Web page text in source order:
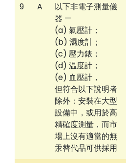
9 A
以下非電子測量儀
器 —
(a) 氣壓計；
(b) 濕度計；
(c) 壓力錶；
(d) 温度計；
(e) 血壓計，
但符合以下說明者
除外：安裝在大型
設備中，或用於高
精確度測量，而市
場上沒有適當的無
汞替代品可供採用